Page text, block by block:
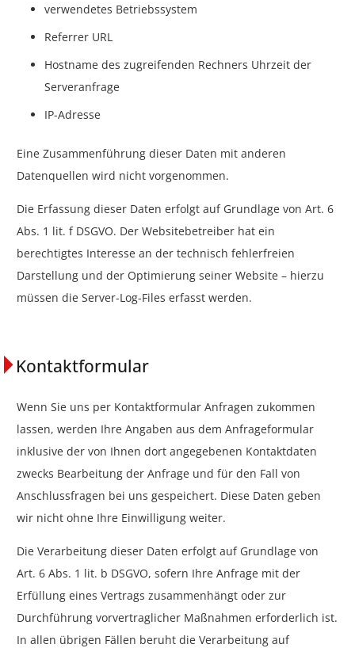
verwendetes Betriebssystem
Referrer URL
Hostname des zugreifenden Rechners Uhrzeit der
Serveranfrage
IP-Adresse
Eine Zusammenführung dieser Daten mit anderen
Datenquellen wird nicht vorgenommen.
Die Erfassung dieser Daten erfolgt auf Grundlage von Art. 6
Abs. 1 lit. f DSGVO. Der Websitebetreiber hat ein
berechtigtes Interesse an der technisch fehlerfreien
Darstellung und der Optimierung seiner Website – hierzu
müssen die Server-Log-Files erfasst werden.
Kontaktformular
Wenn Sie uns per Kontaktformular Anfragen zukommen
lassen, werden Ihre Angaben aus dem Anfrageformular
inklusive der von Ihnen dort angegebenen Kontaktdaten
zwecks Bearbeitung der Anfrage und für den Fall von
Anschlussfragen bei uns gespeichert. Diese Daten geben
wir nicht ohne Ihre Einwilligung weiter.
Die Verarbeitung dieser Daten erfolgt auf Grundlage von
Art. 6 Abs. 1 lit. b DSGVO, sofern Ihre Anfrage mit der
Erfüllung eines Vertrags zusammenhängt oder zur
Durchführung vorvertraglicher Maßnahmen erforderlich ist.
In allen übrigen Fällen beruht die Verarbeitung auf